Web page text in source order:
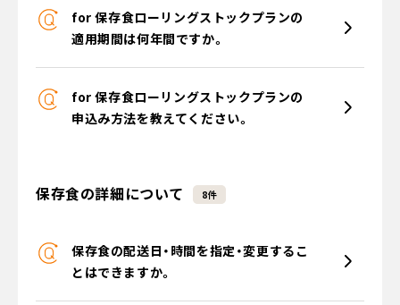
for 保存食ローリングストックプランの
適用期間は何年間ですか。
for 保存食ローリングストックプランの
申込み方法を教えてください。
保存食の詳細について 8件
保存食の配送日・時間を指定・変更するこ
とはできますか。